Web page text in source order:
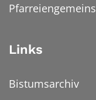
Links
Bistumsarchiv